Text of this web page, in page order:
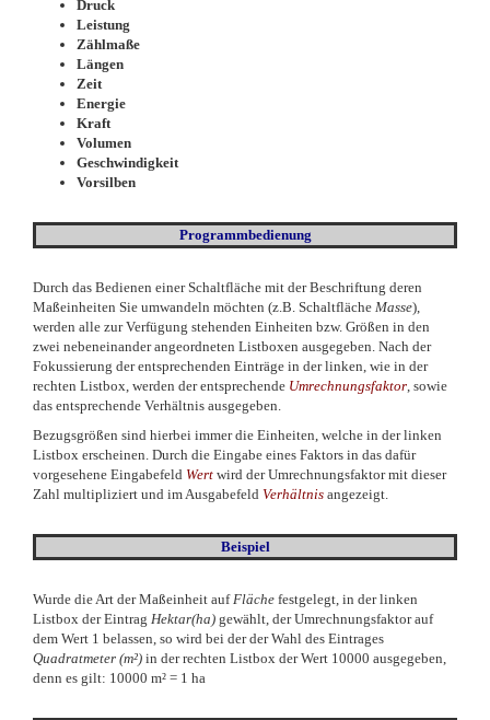
Druck
Leistung
Zählmaße
Längen
Zeit
Energie
Kraft
Volumen
Geschwindigkeit
Vorsilben
Programmbedienung
Durch das Bedienen einer Schaltfläche mit der Beschriftung deren
Maßeinheiten Sie umwandeln möchten (z.B. Schaltfläche Masse),
werden alle zur Verfügung stehenden Einheiten bzw. Größen in den
zwei nebeneinander angeordneten Listboxen ausgegeben. Nach der
Fokussierung der entsprechenden Einträge in der linken, wie in der
rechten Listbox, werden der entsprechende Umrechnungsfaktor , sowie
das entsprechende Verhältnis ausgegeben.
Bezugsgrößen sind hierbei immer die Einheiten, welche in der linken
Listbox erscheinen. Durch die Eingabe eines Faktors in das dafür
vorgesehene Eingabefeld Wert wird der Umrechnungsfaktor mit dieser
Zahl multipliziert und im Ausgabefeld Verhältnis angezeigt.
Beispiel
Wurde die Art der Maßeinheit auf Fläche festgelegt, in der linken
Listbox der Eintrag Hektar(ha) gewählt, der Umrechnungsfaktor auf
dem Wert 1 belassen, so wird bei der der Wahl des Eintrages
Quadratmeter (m²) in der rechten Listbox der Wert 10000 ausgegeben,
denn es gilt: 10000 m² = 1 ha